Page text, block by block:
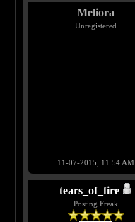
Meliora
Unregistered
11-07-2015, 11:54 AM
tears_of_fire
Posting Freak